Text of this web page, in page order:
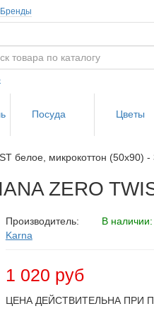
Бренды
Посуда Цветы
белое, микрокоттон (50x90) -
ZERO
Производитель:
Karna
В наличии:
1 020 руб
ЦЕНА ДЕЙСТВИТЕЛЬНА ПРИ